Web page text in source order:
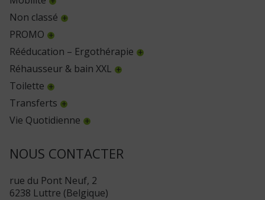
Non classé
PROMO
Rééducation – Ergothérapie
Réhausseur & bain XXL
Toilette
Transferts
Vie Quotidienne
NOUS CONTACTER
rue du Pont Neuf, 2
6238 Luttre (Belgique)